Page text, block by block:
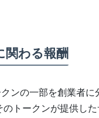
関わる報酬
ンの一部を創業者に
トークンが提供し